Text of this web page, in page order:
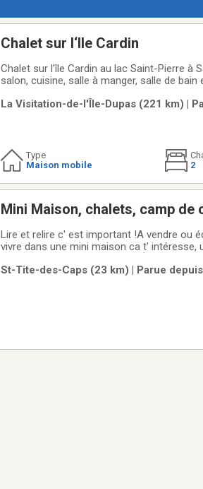
Chalet sur l‘Ile Cardin
Chalet sur l’île Cardin au lac Saint-Pierre
salon, cuisine, salle à manger, salle de
Accessible seulement par
La Visitation-de-l'Île-Dupas (221 km) |
Type
Maison mobile
2
Mini Maison, chalets, camp de
Lire et relire c' est important !A vendre ou
vivre dans une mini maison ca t' intéresse, un camp, un chalet ? Le prix
lits superposés. Peut
St-Tite-des-Caps (23 km) | Parue